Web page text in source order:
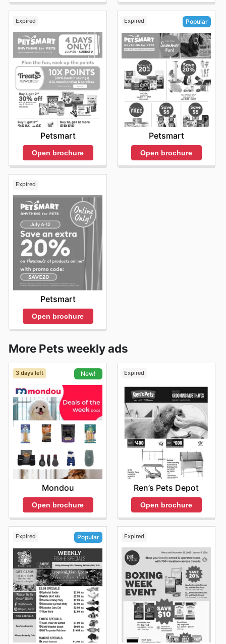
Expired
Petsmart
Open brochure
Expired Popular
Petsmart
Open brochure
Expired
Petsmart
Open brochure
More Pets weekly ads
3 days left New!
Mondou
Open brochure
Expired
Ren’s Pets Depot
Open brochure
Expired Popular Expired